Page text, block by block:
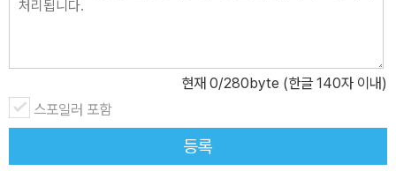
이 더해져 작품의 분위기를 한껏 살리고 있다. 화가는 몬스터를 중심
동차 뒷좌석에 앉아 바라본 시골 풍경과 들판의 이미지들이 해가 지
면 어느 순간 낯설고 두렵게 느껴지던 흥미로운 기억들을 살려 자신
의 어두운 마음속을 들여다보는 느낌을 그림 속에 담아냈다.
현재 0/280byte (한글 140자 이내)
스포일러 포함
등록